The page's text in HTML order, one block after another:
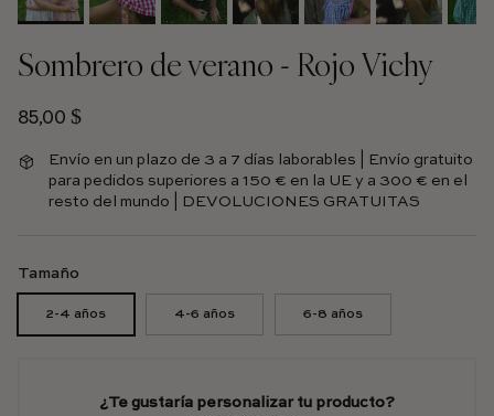
Sombrero de verano - Rojo Vichy
Precio habitual
85,00 $
Envío en un plazo de 3 a 7 días laborables | Envío gratuito
para pedidos superiores a 150 € en la UE y a 300 € en el
resto del mundo | DEVOLUCIONES GRATUITAS
Tamaño
2-4 años 4-6 años 6-8 años
¿Te gustaría personalizar tu producto?